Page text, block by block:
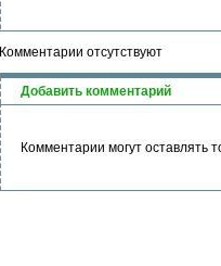
Комментарии отсутствуют
Добавить комментарий
Комментарии могут оставлять